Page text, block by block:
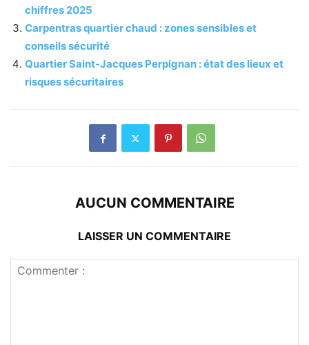
chiffres 2025
Carpentras quartier chaud : zones sensibles et
conseils sécurité
Quartier Saint-Jacques Perpignan : état des lieux et
risques sécuritaires
AUCUN COMMENTAIRE
LAISSER UN COMMENTAIRE